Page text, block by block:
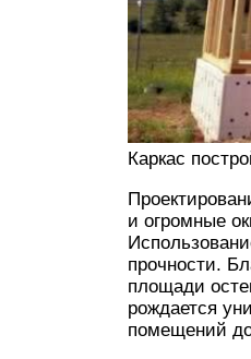
Каркас
и огромные
прочности.
площади
рождается
помещений